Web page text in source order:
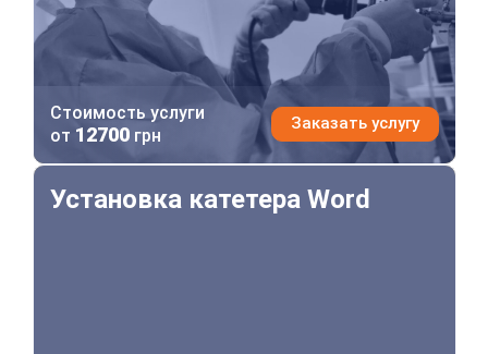
Стоимость услуги
от 12700грн
Заказать услугу
Установка катетера Word
Установка катетера Word